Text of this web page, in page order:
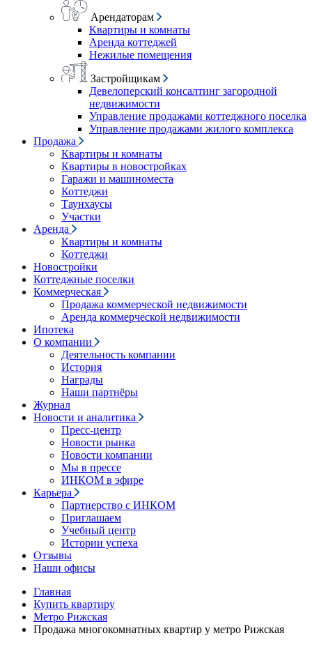
Арендаторам
Квартиры и комнаты
Аренда коттеджей
Нежилые помещения
Застройщикам
Девелоперский консалтинг загородной
недвижимости
Управление продажами коттеджного поселка
Управление продажами жилого комплекса
Продажа
Квартиры и комнаты
Квартиры в новостройках
Гаражи и машиноместа
Коттеджи
Таунхаусы
Участки
Аренда
Квартиры и комнаты
Коттеджи
Новостройки
Коттеджные поселки
Коммерческая
Продажа коммерческой недвижимости
Аренда коммерческой недвижимости
Ипотека
О компании
Деятельность компании
История
Награды
Наши партнёры
Журнал
Новости и аналитика
Пресс-центр
Новости рынка
Новости компании
Мы в прессе
ИНКОМ в эфире
Карьера
Партнерство с ИНКОМ
Приглашаем
Учебный центр
Истории успеха
Отзывы
Наши офисы
Главная
Купить квартиру
Метро Рижская
Продажа многокомнатных квартир у метро Рижская